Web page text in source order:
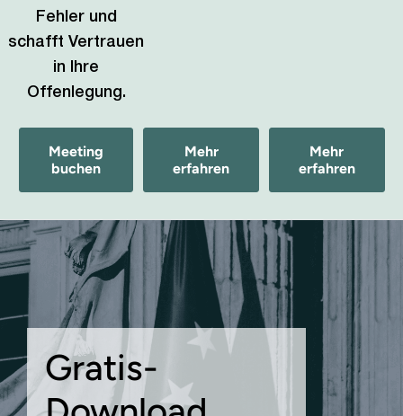
Fehler und
schafft Vertrauen
in Ihre
Offenlegung.
Meeting
buchen
Mehr
erfahren
Mehr
erfahren
Gratis-